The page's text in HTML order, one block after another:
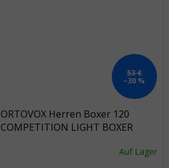
53 €
–30 %
ORTOVOX Herren Boxer 120
COMPETITION LIGHT BOXER
Auf Lager